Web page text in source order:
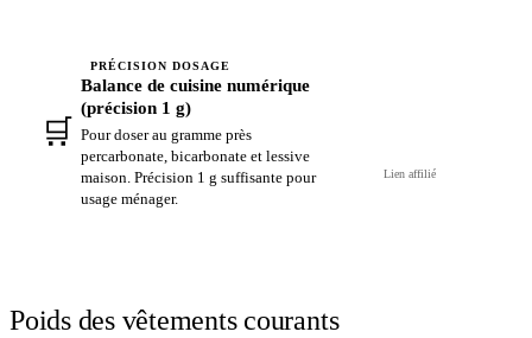
🛒
PRÉCISION DOSAGE
Balance de cuisine numérique
(précision 1 g)
Pour doser au gramme près
percarbonate, bicarbonate et lessive
maison. Précision 1 g suffisante pour
usage ménager.
Lien affilié
Poids des vêtements courants